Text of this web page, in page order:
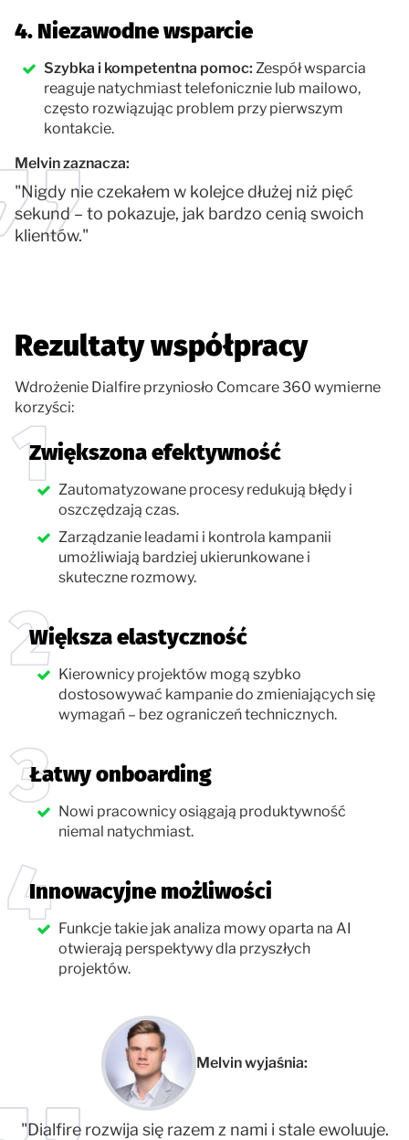
4. Niezawodne wsparcie
Szybka i kompetentna pomoc: Zespół wsparcia
reaguje natychmiast telefonicznie lub mailowo,
często rozwiązując problem przy pierwszym
kontakcie.
Melvin zaznacza:
"Nigdy nie czekałem w kolejce dłużej niż pięć
sekund – to pokazuje, jak bardzo cenią swoich
klientów."
Rezultaty współpracy
Wdrożenie Dialfire przyniosło Comcare 360 wymierne
korzyści:
Zwiększona efektywność
Zautomatyzowane procesy redukują błędy i
oszczędzają czas.
Zarządzanie leadami i kontrola kampanii
umożliwiają bardziej ukierunkowane i
skuteczne rozmowy.
Większa elastyczność
Kierownicy projektów mogą szybko
dostosowywać kampanie do zmieniających się
wymagań – bez ograniczeń technicznych.
Łatwy onboarding
Nowi pracownicy osiągają produktywność
niemal natychmiast.
Innowacyjne możliwości
Funkcje takie jak analiza mowy oparta na AI
otwierają perspektywy dla przyszłych
projektów.
Melvin wyjaśnia:
"Dialfire rozwija się razem z nami i stale ewoluuje.